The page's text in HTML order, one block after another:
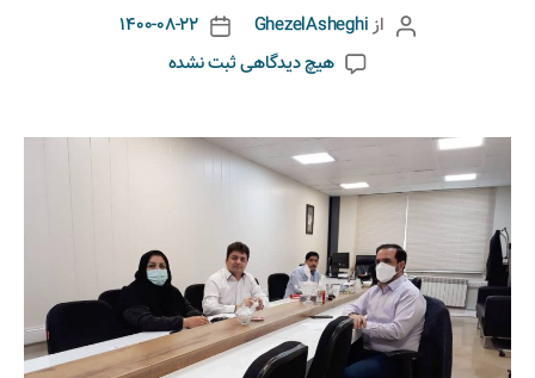
ازGhezelAsheghi
1400-08-22
هیچ دیدگاهیثبت نشده